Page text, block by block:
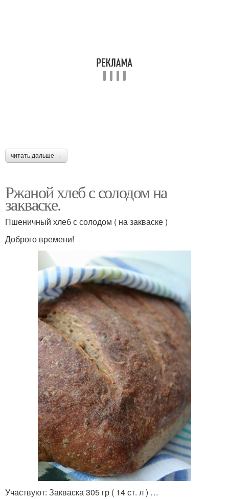
читать дальше →
Ржаной хлеб с солодом на
закваске.
Пшеничный хлеб с солодом ( на закваске )
Доброго времени!
Участвуют: Закваска 305 гр ( 14 ст. л ) …